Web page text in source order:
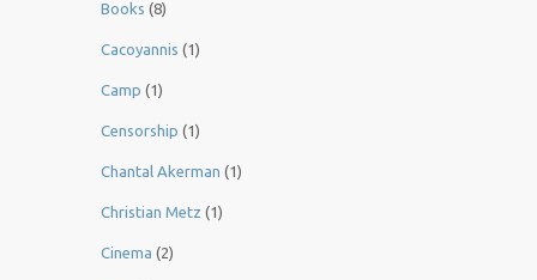
Books (8)
Cacoyannis (1)
Camp (1)
Censorship (1)
Chantal Akerman (1)
Christian Metz (1)
Cinema (2)